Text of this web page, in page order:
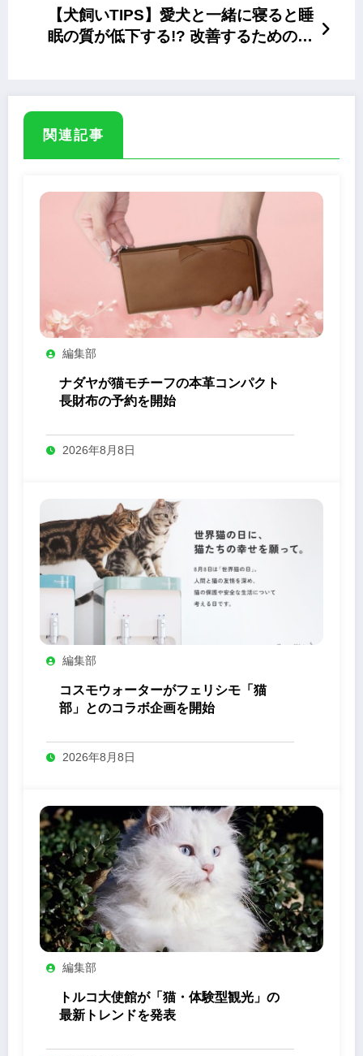
【犬飼いTIPS】愛犬と一緒に寝ると睡
眠の質が低下する!? 改善するためのア
関連記事
編集部
ナダヤが猫モチーフの本革コンパクト
長財布の予約を開始
2026年8月8日
編集部
コスモウォーターがフェリシモ「猫
部」とのコラボ企画を開始
2026年8月8日
編集部
トルコ大使館が「猫・体験型観光」の
最新トレンドを発表